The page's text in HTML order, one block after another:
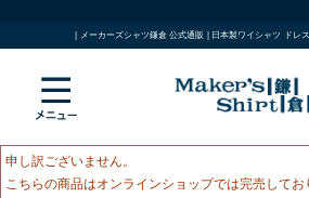
| メーカーズシャツ鎌倉 公式通販 | 日本製ワイシャツ ドレ
申し訳ございません。
こちらの商品はオンラインショップでは完売してお